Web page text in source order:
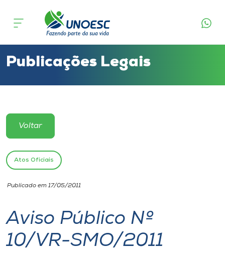
Cursos
Atendimento ao Estudante
Portal de Ensino
Unoesc
Internacionalização
I.nova
Publicações Legais
Voltar
Atos Oficiais
Publicado em 17/05/2011
Aviso Público Nº
10/VR-SMO/2011